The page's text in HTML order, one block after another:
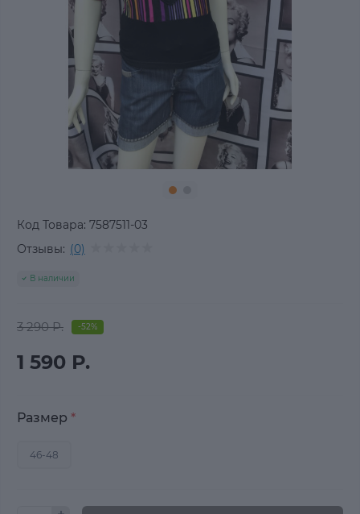
Код Товара: 7587511-03
Отзывы: (0)
В наличии
3 290 Р. -52%
1 590 Р.
Размер *
46-48